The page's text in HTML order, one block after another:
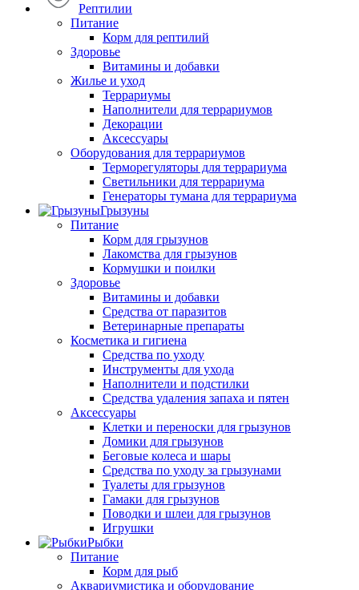
Рептилии
Питание
Корм для рептилий
Здоровье
Витамины и добавки
Жилье и уход
Террариумы
Наполнители для террариумов
Декорации
Аксессуары
Оборудования для террариумов
Терморегуляторы для террариума
Светильники для террариума
Генераторы тумана для террариума
Грызуны
Питание
Корм для грызунов
Лакомства для грызунов
Кормушки и поилки
Здоровье
Витамины и добавки
Средства от паразитов
Ветеринарные препараты
Косметика и гигиена
Средства по уходу
Инструменты для ухода
Наполнители и подстилки
Средства удаления запаха и пятен
Аксессуары
Клетки и переноски для грызунов
Домики для грызунов
Беговые колеса и шары
Средства по уходу за грызунами
Туалеты для грызунов
Гамаки для грызунов
Поводки и шлеи для грызунов
Игрушки
Рыбки
Питание
Корм для рыб
Аквариумистика и оборудование